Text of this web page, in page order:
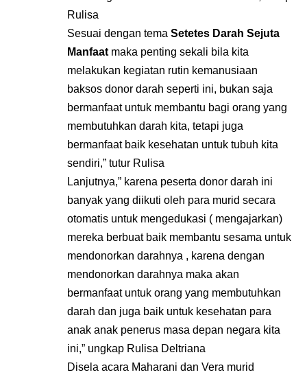
Rulisa
Sesuai dengan tema Setetes Darah Sejuta
Manfaat maka penting sekali bila kita
melakukan kegiatan rutin kemanusiaan
baksos donor darah seperti ini, bukan saja
bermanfaat untuk membantu bagi orang yang
membutuhkan darah kita, tetapi juga
bermanfaat baik kesehatan untuk tubuh kita
sendiri,” tutur Rulisa
Lanjutnya,” karena peserta donor darah ini
banyak yang diikuti oleh para murid secara
otomatis untuk mengedukasi ( mengajarkan)
mereka berbuat baik membantu sesama untuk
mendonorkan darahnya , karena dengan
mendonorkan darahnya maka akan
bermanfaat untuk orang yang membutuhkan
darah dan juga baik untuk kesehatan para
anak anak penerus masa depan negara kita
ini,” ungkap Rulisa Deltriana
Disela acara Maharani dan Vera murid